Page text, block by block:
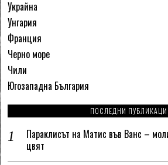
Украйна
Унгария
Франция
Черно море
Чили
Югозападна България
ПОСЛЕДНИ
Параклисът на Матис във Ванс –
цвят